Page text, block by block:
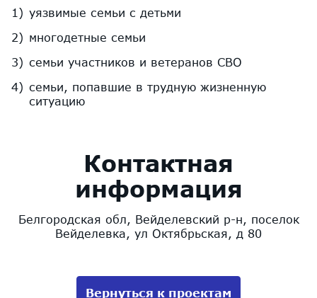
уязвимые семьи с детьми
многодетные семьи
семьи участников и ветеранов СВО
семьи, попавшие в трудную жизненную
ситуацию
Контактная
информация
Белгородская обл, Вейделевский р-н, поселок
Вейделевка, ул Октябрьская, д 80
Вернуться к проектам